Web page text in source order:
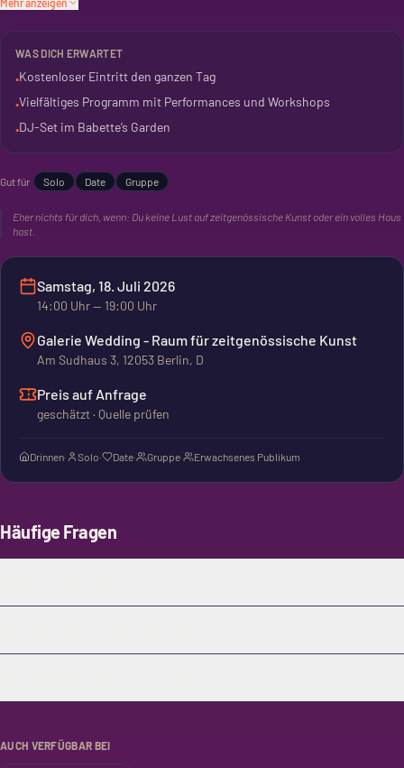
für Erwachsene und Kinder, Film-Screenings und Führungen.
Im Babette’s Garden legt ein DJ auf. Das KINDL hat sich in den
Mehr anzeigen
WAS DICH ERWARTET
•Kostenloser Eintritt den ganzen Tag
•Vielfältiges Programm mit Performances und Workshops
•DJ-Set im Babette’s Garden
Gut für Solo Date Gruppe
Eher nichts für dich, wenn: Du keine Lust auf zeitgenössische Kunst oder ein volles Haus
hast.
Samstag, 18. Juli 2026
14:00 Uhr— 19:00 Uhr
Galerie Wedding - Raum für zeitgenössische Kunst
Am Sudhaus 3, 12053 Berlin, D
Preis auf Anfrage
geschätzt · Quelle prüfen
Drinnen· Solo· Date· Gruppe· Erwachsenes Publikum
Häufige Fragen
AUCH VERFÜGBAR BEI